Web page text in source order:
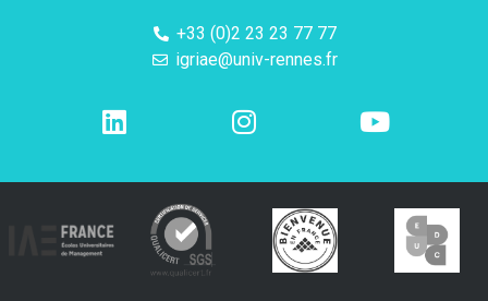
+33 (0)2 23 23 77 77
igriae@univ-rennes.fr